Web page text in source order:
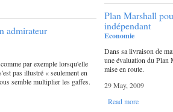
admirateur
par exemple lorsqu'elle
pas illustré « seulement en
semble multiplier les gaffes.
Plan Marshall
indépendant
Economie
Dans sa livraison de
une évaluation du Plan
mise en route.
29 May, 2009
Read more